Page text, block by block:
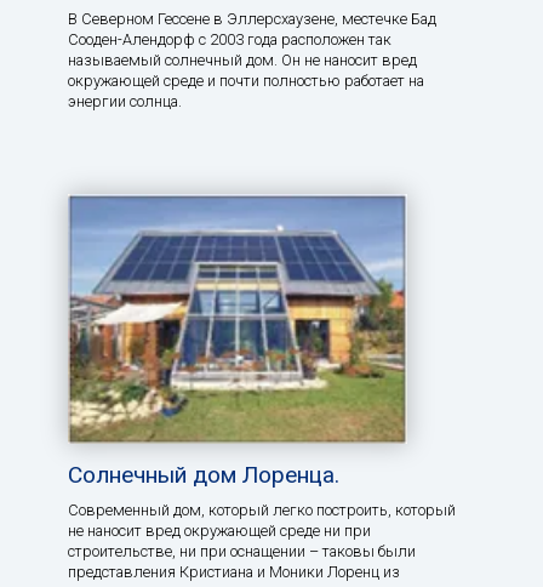
В Северном Гессене в Эллерсхаузене, местечке Бад
Сооден-Алендорф с 2003 года расположен так
называемый солнечный дом. Он не наносит вред
окружающей среде и почти полностью работает на
энергии солнца.
Солнечный дом Лоренца.
Современный дом, который легко построить, который
не наносит вред окружающей среде ни при
строительстве, ни при оснащении – таковы были
представления Кристиана и Моники Лоренц из